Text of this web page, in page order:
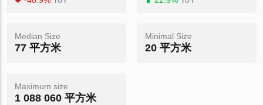
Median Size
77 平方米
Minimal Size
20 平方米
Maximum size
1 088 060 平方米